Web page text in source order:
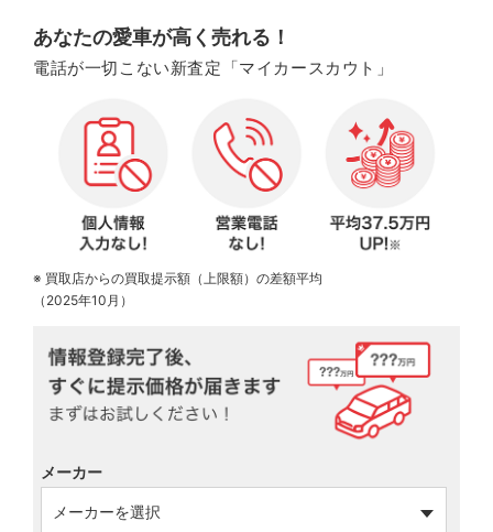
あなたの愛車が高く売れる！
電話が一切こない新査定「マイカースカウト」
※ 買取店からの買取提示額（上限額）の差額平均
（2025年10月）
メーカー